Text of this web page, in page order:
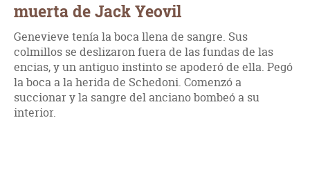
muerta de Jack Yeovil
Genevieve tenía la boca llena de sangre. Sus
colmillos se deslizaron fuera de las fundas de las
encias, y un antiguo instinto se apoderó de ella. Pegó
la boca a la herida de Schedoni. Comenzó a
succionar y la sangre del anciano bombeó a su
interior.